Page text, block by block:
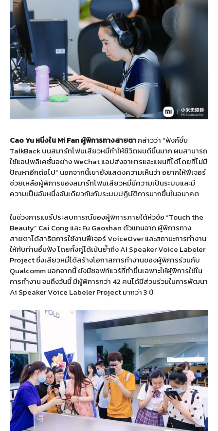
Cao Yuหนึ่งใน Mi Fan ผู้พิการทางสายตากล่าวว่า “ฟังก์ชั่น
TalkBack บนสมาร์ทโฟนเสียวหมี่ทำให้ชีวิตผมดีขึ้นมาก ผมสามารถ
ใช้แอปพลิเคชั่นอย่าง WeChat แอปส่งอาหารและแผนที่ได้โดยที่ไม่มี
ปัญหาอีกต่อไป” นอกจากนี้เขายังแสดงความเห็นว่า อยากให้ฟีเจอร์
ช่วยเหลือผู้พิการของสมาร์ทโฟนเสียวหมี่มีความเป็นระบบและมี
ความเป็นอันหนึ่งอันเดียวกันกับระบบปฏิบัติการมากขึ้นในอนาคต
ในช่วงการแชร์ประสบการณ์ของผู้พิการภายใต้หัวข้อ “Touch the
Beauty” Cai Cong และ Fu Gaoshan ตัวแทนจาก ผู้พิการทาง
สายตาได้สาธิตการใช้งานฟีเจอร์ VoiceOver และสถานะการทำงาน
ให้กับท่านอื่นฟัง โดยทั้งคู่ได้เน้นย้ำถึง AI Speaker Voice Labeler
Project ซึ่งเสียวหมี่ได้สร้างโอกาสการทำงานของผู้พิการร่วมกับ
Qualcomm นอกจากนี้ ยังมีซอฟท์แวร์ที่ทำขึ้นเฉพาะให้ผู้พิการใช้ใน
การทำงาน จนถึงวันนี้ มีผู้พิการกว่า 42 คนได้มีส่วนร่วมในการพัฒนา
Ai Speaker Voice Labeler Project มากว่า 3 ปี